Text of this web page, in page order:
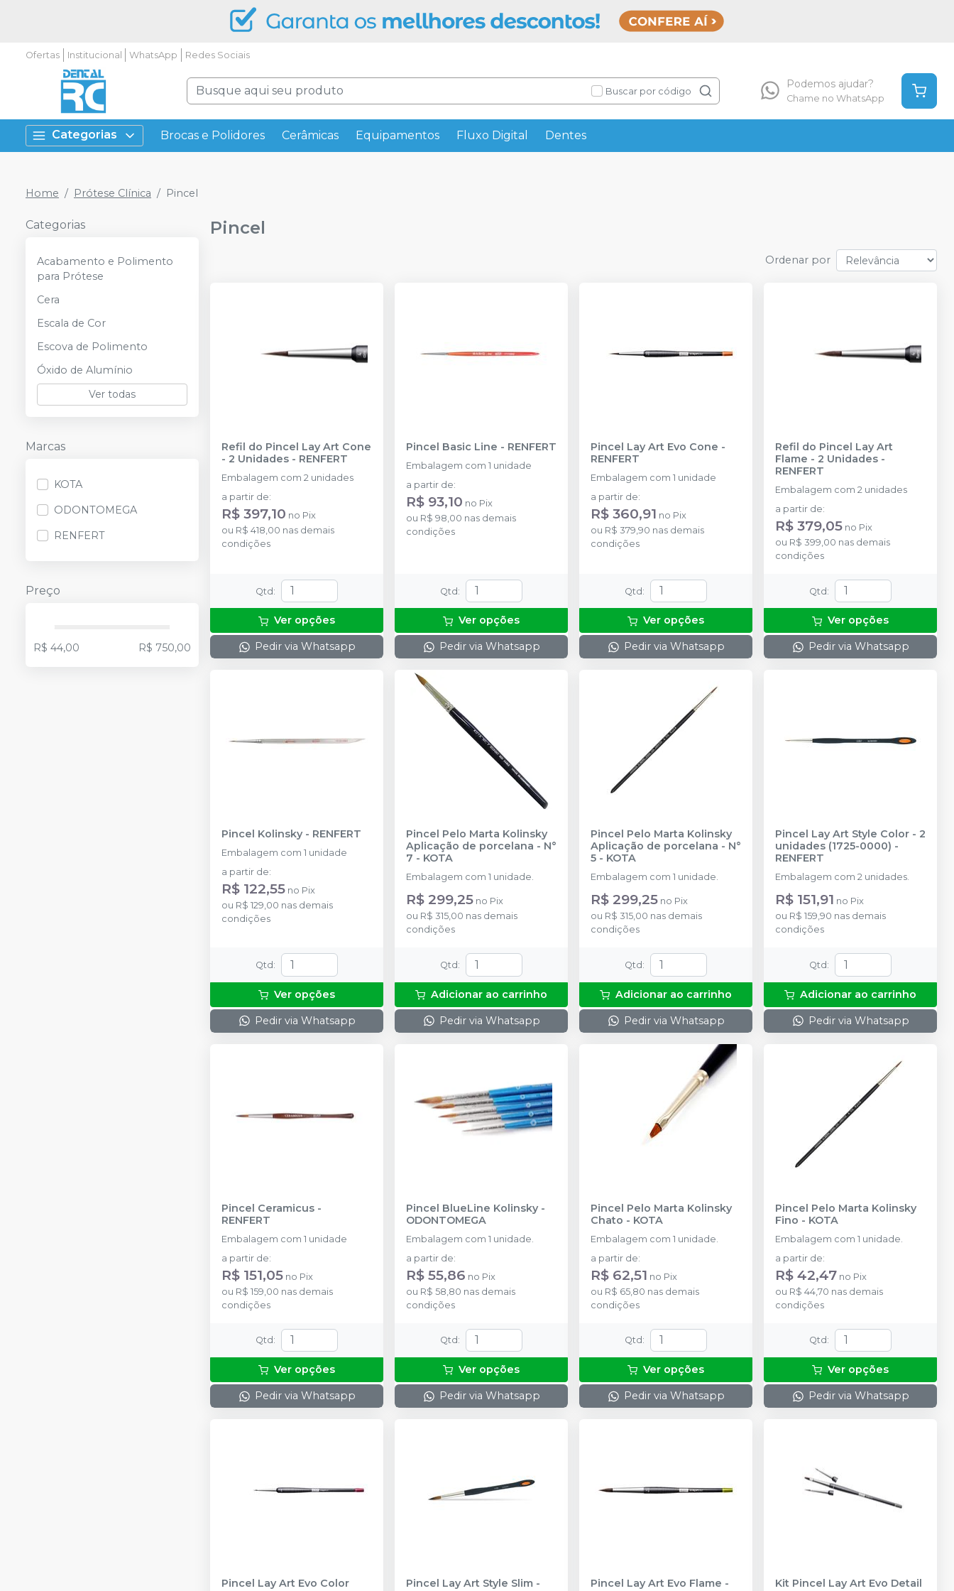
Ofertas Institucional WhatsApp Redes Sociais
Buscar por código
Podemos ajudar?
Chame no WhatsApp
Categorias Brocas e Polidores Cerâmicas Equipamentos Fluxo Digital Dentes
Home Prótese Clínica Pincel
Categorias
Acabamento e Polimento
para Prótese
Cera
Escala de Cor
Escova de Polimento
Óxido de Alumínio
Ver todas
Marcas
KOTA
ODONTOMEGA
RENFERT
Preço
R$ 44,00 R$ 750,00
Pincel
Ordenar por
Refil do Pincel Lay Art Cone
- 2 Unidades - RENFERT
Embalagem com 2 unidades
a partir de:
R$ 397,10 no Pix
ou R$ 418,00 nas demais
condições
Qtd:
Ver opções
Pedir via Whatsapp
Pincel Basic Line - RENFERT
Embalagem com 1 unidade
a partir de:
R$ 93,10 no Pix
ou R$ 98,00 nas demais
condições
Qtd:
Ver opções
Pedir via Whatsapp
Pincel Lay Art Evo Cone -
RENFERT
Embalagem com 1 unidade
a partir de:
R$ 360,91 no Pix
ou R$ 379,90 nas demais
condições
Qtd:
Ver opções
Pedir via Whatsapp
Refil do Pincel Lay Art
Flame - 2 Unidades -
RENFERT
Embalagem com 2 unidades
a partir de:
R$ 379,05 no Pix
ou R$ 399,00 nas demais
condições
Qtd:
Ver opções
Pedir via Whatsapp
Pincel Kolinsky- RENFERT
Embalagem com 1 unidade
a partir de:
R$ 122,55 no Pix
ou R$ 129,00 nas demais
condições
Qtd :
Ver opções
Pedir via Whatsapp
Pincel Pelo Marta Kolinsky
Aplicação de porcelana - N°
7 - KOTA
Embalagem com 1 unidade.
R$ 299,25 no Pix
ou R$ 315,00 nas demais
condições
Qtd :
Adicionar ao carrinho
Pedir via Whatsapp
Pincel Pelo Marta Kolinsky
Aplicação de porcelana - N°
5 - KOTA
Embalagem com 1 unidade.
R$ 299,25 no Pix
ou R$ 315,00 nas demais
condições
Qtd :
Adicionar ao carrinho
Pedir via Whatsapp
Pincel Lay Art Style Color - 2
unidades (1725-0000) -
RENFERT
Embalagem com 2 unidades.
R$ 151,91 no Pix
ou R$ 159,90 nas demais
condições
Qtd :
Adicionar ao carrinho
Pedir via Whatsapp
Pincel Ceramicus -
RENFERT
Embalagem com 1 unidade
a partir de:
R$ 151,05 no Pix
ou R$ 159,00 nas demais
condições
Qtd :
Ver opções
Pedir via Whatsapp
Pincel BlueLine Kolinsky-
ODONTOMEGA
Embalagem com 1 unidade.
a partir de:
R$ 55,86 no Pix
ou R$ 58,80 nas demais
condições
Qtd :
Ver opções
Pedir via Whatsapp
Pincel Pelo Marta Kolinsky
Chato - KOTA
Embalagem com 1 unidade.
a partir de:
R$ 62,51 no Pix
ou R$ 65,80 nas demais
condições
Qtd :
Ver opções
Pedir via Whatsapp
Pincel Pelo Marta Kolinsky
Fino - KOTA
Embalagem com 1 unidade.
a partir de:
R$ 42,47 no Pix
ou R$ 44,70 nas demais
condições
Qtd :
Ver opções
Pedir via Whatsapp
Pincel Lay Art Evo Color
Pincel Lay Art Style Slim -
Pincel Lay Art Evo Flame -
Kit Pincel Lay Art Evo Detail